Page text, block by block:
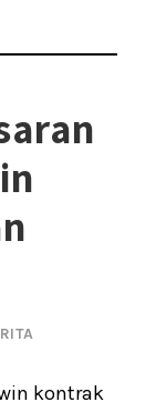
kontrak